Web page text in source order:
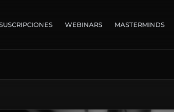
WEBINARS MASTERMINDS